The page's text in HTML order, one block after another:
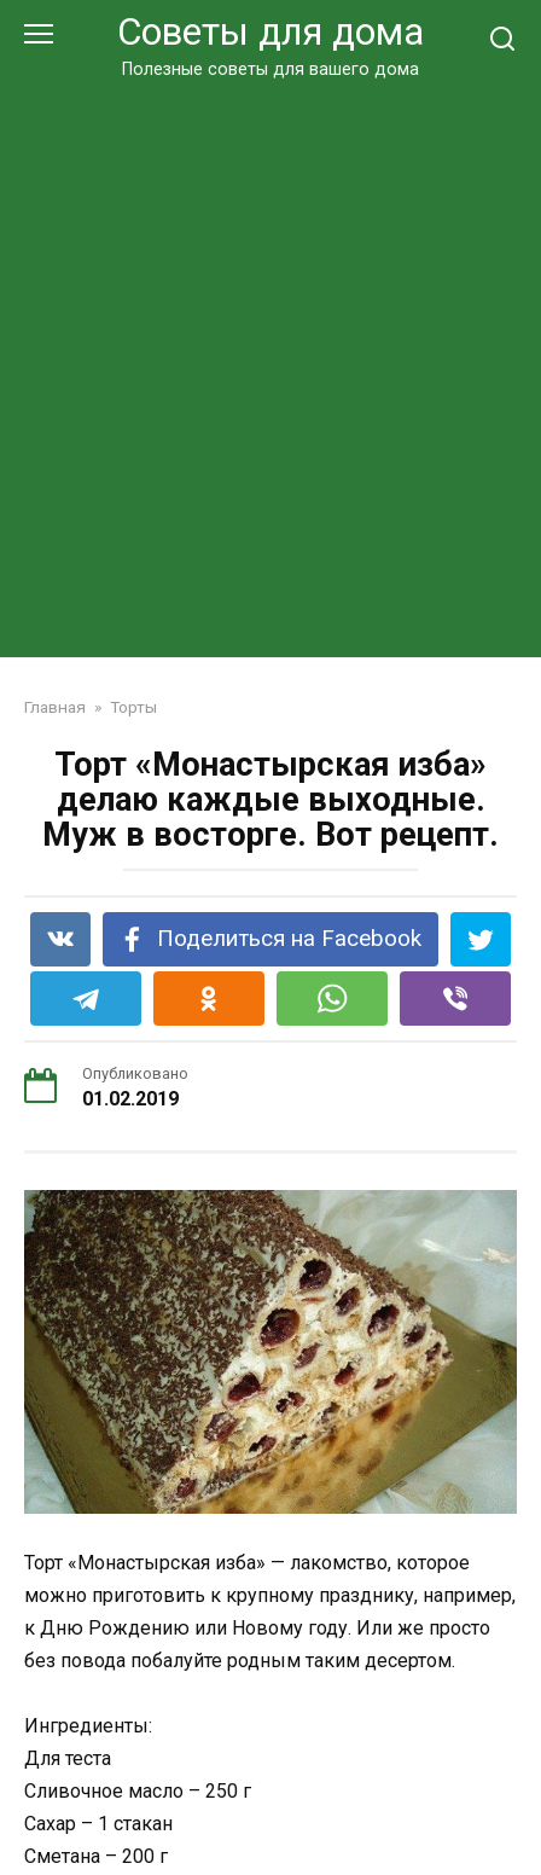
Советы для дома
Полезные советы для вашего дома
Главная » Торты
Торт «Монастырская изба»
делаю каждые выходные.
Муж в восторге. Вот рецепт.
Поделиться на Facebook
Опубликовано
01.02.2019
Торт «Монастырская изба» — лакомство, которое
можно приготовить к крупному празднику, например,
к Дню Рождению или Новому году. Или же просто
без повода побалуйте родным таким десертом.
Ингредиенты:
Для теста
Сливочное масло – 250 г
Сахар – 1 стакан
Сметана – 200 г